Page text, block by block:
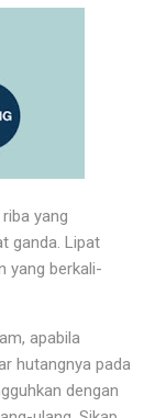
yang
ganda. Lipat
yang berkali-
apabila
hutangnya pada
dengan